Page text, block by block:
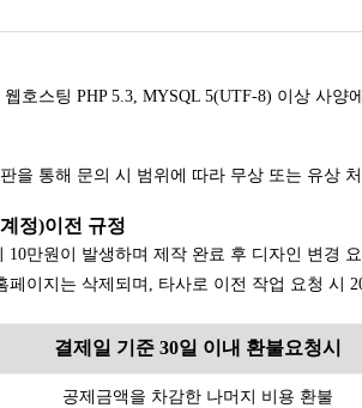
웹호스팅 PHP 5.3, MYSQL 5(UTF-8) 이상 사양
을 통해 문의 시 범위에 따라 무상 또는 유상
정)이전 규정
10만원이 발생하며 제작 완료 후 디자인 변경
페이지는 삭제되며, 타사로 이전 작업 요청 시
결제일 기준 30일 이내 환불요청시
공제금액을 차감한 나머지 비용 환불